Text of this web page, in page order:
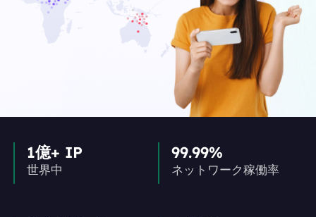
1億+ IP
世界中
99.99%
ネットワーク稼働率